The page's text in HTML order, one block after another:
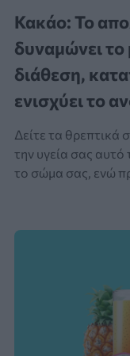
Κακάο: Το
δυναμώνει το
διάθεση,
ενισχύει το
Δείτε τα θρεπτικά
την υγεία σας
το σώμα σας, ενώ